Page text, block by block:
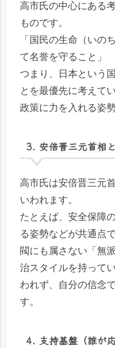
高市氏の中心にある
ものです。
「国民の生命（いの
て名誉を守ること」
つまり、日本という
とを最優先に考えて
政策に力を入れる姿
3. 安倍晋三元首相
高市氏は安倍晋三元
いわれます。
たとえば、安全保障
る姿勢などが共通点
閥にも属さない「無
治スタイルを持って
われず、自分の信念
す。
4. 支持基盤（誰が